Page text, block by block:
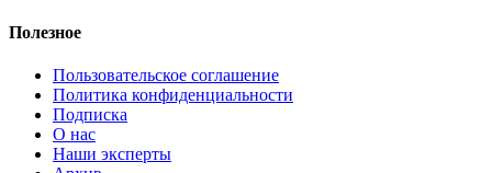
Полезное
Пользовательское соглашение
Политика конфиденциальности
Подписка
О нас
Наши эксперты